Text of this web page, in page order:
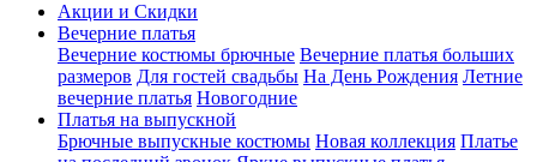
Акции и Скидки
Вечерние платья
Вечерние костюмы брючные Вечерние платья больших
размеров Для гостей свадьбы На День Рождения Летние
вечерние платья Новогодние
Платья на выпускной
Брючные выпускные костюмы Новая коллекция Платье